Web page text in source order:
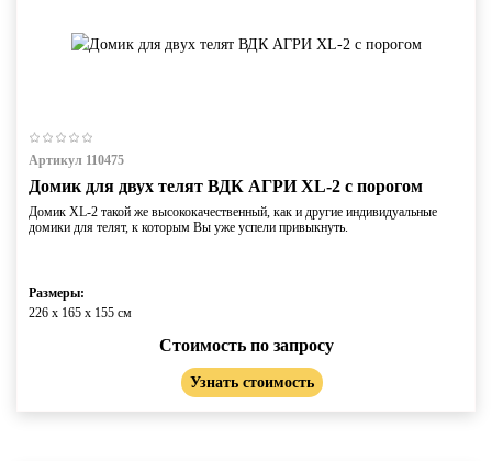
Артикул 110475
Домик для двух телят ВДК АГРИ XL-2 c порогом
Домик XL-2 такой же высококачественный, как и другие индивидуальные
домики для телят, к которым Вы уже успели привыкнуть.
Размеры:
226 x 165 x 155 см
Стоимость по запросу
Узнать стоимость